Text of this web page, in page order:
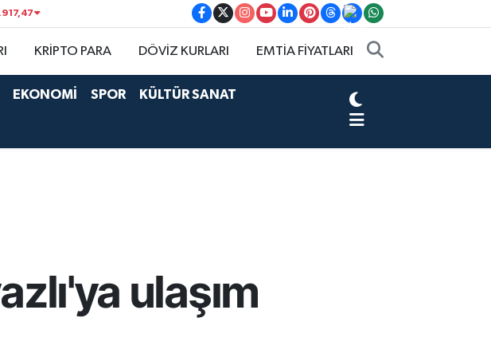
KRİPTO PARA DÖVİZ KURLARI EMTİA FİYATLARI
EKONOMİ SPOR KÜLTÜR SANAT
ulaşım